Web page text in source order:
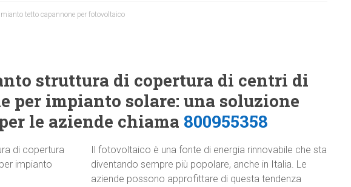
tetto capannone per fotovoltaico
struttura di copertura di centri di
per impianto solare: una soluzione
le aziende chiama 800955358
Il fotovoltaico è una fonte di energia rinnovabile che sta
diventando sempre più popolare, anche in Italia. Le
aziende possono approfittare di questa tendenza